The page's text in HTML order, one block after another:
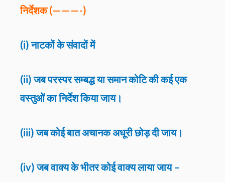
निर्देशक (———-)
(i) नाटकों के संवादों में
(ii) जब परस्पर सम्बद्ध या समान कोटि की कई एक
वस्तुओं का निर्देश किया जाय।
(iii) जब कोई बात अचानक अधूरी छोड़ दी जाय।
(iv) जब वाक्य के भीतर कोई वाक्य लाया जाय –